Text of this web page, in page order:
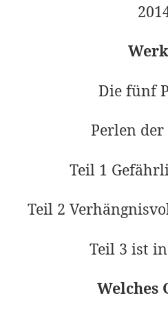
Die fünf
Perlen
Teil 1
Teil 2
Teil 3 ist
Welches